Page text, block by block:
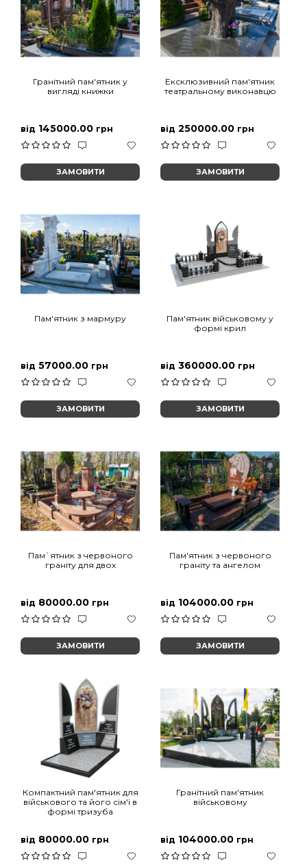
Гранітний пам'ятник у
вигляді книжки
від 145000.00 грн
ЗАМОВИТИ
Ексклюзивний пам'ятник
театральному виконавцю
від 250000.00 грн
ЗАМОВИТИ
Пам'ятник з мармуру
від 57000.00 грн
ЗАМОВИТИ
Пам'ятник військовому у
формі крил
від 360000.00 грн
ЗАМОВИТИ
Пам`ятник з червоного
граніту для двох
від 80000.00 грн
ЗАМОВИТИ
Пам'ятник з червоного
граніту та ангелом
від 104000.00 грн
ЗАМОВИТИ
Компактний пам'ятник для
військового та його сім'ї в
формі тризуба
від 80000.00 грн
Гранітний пам'ятник
військовому
від 104000.00 грн